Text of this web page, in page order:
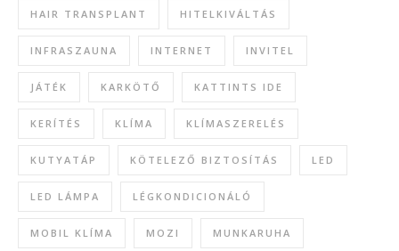
HAIR TRANSPLANT HITELKIVÁLTÁS
INFRASZAUNA INTERNET INVITEL
JÁTÉK KARKÖTŐ KATTINTS IDE
KERÍTÉS KLÍMA KLÍMASZERELÉS
KUTYATÁP KÖTELEZŐ BIZTOSÍTÁS LED
LED LÁMPA LÉGKONDICIONÁLÓ
MOBIL KLÍMA MOZI MUNKARUHA